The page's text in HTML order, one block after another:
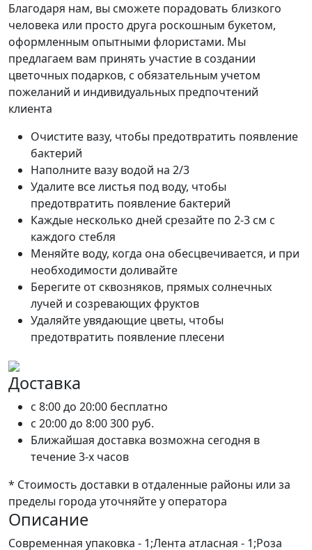
Благодаря нам, вы сможете порадовать близкого
человека или просто друга роскошным букетом,
оформленным опытными флористами. Мы
предлагаем вам принять участие в создании
цветочных подарков, с обязательным учетом
пожеланий и индивидуальных предпочтений
клиента
Очистите вазу, чтобы предотвратить появление
бактерий
Наполните вазу водой на 2/3
Удалите все листья под воду, чтобы
предотвратить появление бактерий
Каждые несколько дней срезайте по 2-3 см с
каждого стебля
Меняйте воду, когда она обесцвечивается, и при
необходимости доливайте
Берегите от сквозняков, прямых солнечных
лучей и созревающих фруктов
Удаляйте увядающие цветы, чтобы
предотвратить появление плесени
Доставка
c 8:00 до 20:00 бесплатно
c 20:00 до 8:00300 руб.
Ближайшая доставка возможна сегодня в
течение 3-х часов
* Стоимость доставки в отдаленные районы или за
пределы города уточняйте у оператора
Описание
Современная упаковка - 1;Лента атласная - 1;Роза